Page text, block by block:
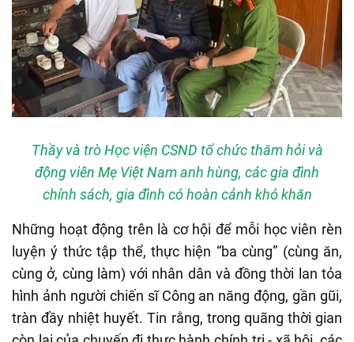
Thầy và trò Học viện CSND tổ chức thăm hỏi và
động viên Mẹ Việt Nam anh hùng, các gia đình
chính sách, gia đình có hoàn cảnh khó khăn
Những hoạt động trên là cơ hội để mỗi học viên rèn
luyện ý thức tập thể, thực hiện “ba cùng” (cùng ăn,
cùng ở, cùng làm) với nhân dân và đồng thời lan tỏa
hình ảnh người chiến sĩ Công an năng động, gần gũi,
tràn đầy nhiệt huyết. Tin rằng, trong quãng thời gian